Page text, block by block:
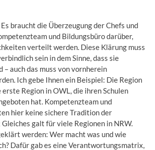
Es braucht die Überzeugung der Chefs und
und Bildungsbüro darüber,
verteilt werden. Diese Klärung muss
sein in dem Sinne, dass sie
– auch das muss von vornherein
Ich gebe Ihnen ein Beispiel: Die Region
Region in OWL, die ihren Schulen
hat. Kompetenzteam und
hier keine sichere Tradition der
galt für viele Regionen in NRW.
werden: Wer macht was und wie
Dafür gab es eine Verantwortungsmatrix,